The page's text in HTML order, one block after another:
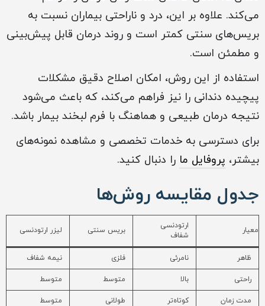
می‌کند. علاوه بر این، درد و ناراحتی بیماران نسبت به
بریس‌های سنتی کمتر است و روند درمان قابل پیش‌بینی
و مطمئن است.
استفاده از این روش، امکان اصلاح دقیق مشکلات
پیچیده دندانی را نیز فراهم می‌کند، که باعث می‌شود
نتیجه درمان طبیعی و هماهنگ با فرم لبخند بیمار باشد.
برای دسترسی به خدمات تخصصی و مشاهده نمونه‌های
بیشتر، پروفایل ما را دنبال کنید.
جدول مقایسه روش‌ها
معیار
ارتودنسی
شفاف
بریس سنتی لیزر ارتودنسی
ظاهر نامرئی فلزی نیمه شفاف
راحتی بالا متوسط متوسط
مدت زمان کوتاه‌تر طولانی متوسط